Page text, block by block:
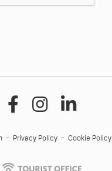
Privacy Policy Cookie Policy